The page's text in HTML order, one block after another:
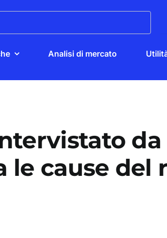
Analisi di mercato
da
le cause del